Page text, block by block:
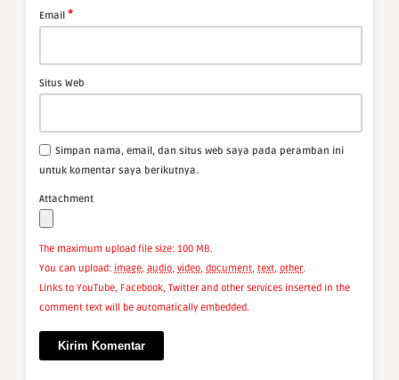
Email *
Situs Web
Simpan nama, email, dan situs web saya pada peramban ini
untuk komentar saya berikutnya.
Attachment
The maximum upload file size: 100 MB.
You can upload: image audio video document text other
Links to YouTube, Facebook, Twitter and other services inserted in the
comment text will be automatically embedded.